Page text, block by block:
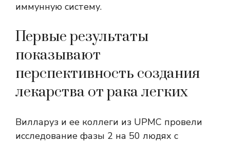
иммунную систему.
Первые результаты
показывают
перспективность создания
лекарства от рака легких
Вилларуз и ее коллеги из UPMC провели
исследование фазы 2 на 50 людях с